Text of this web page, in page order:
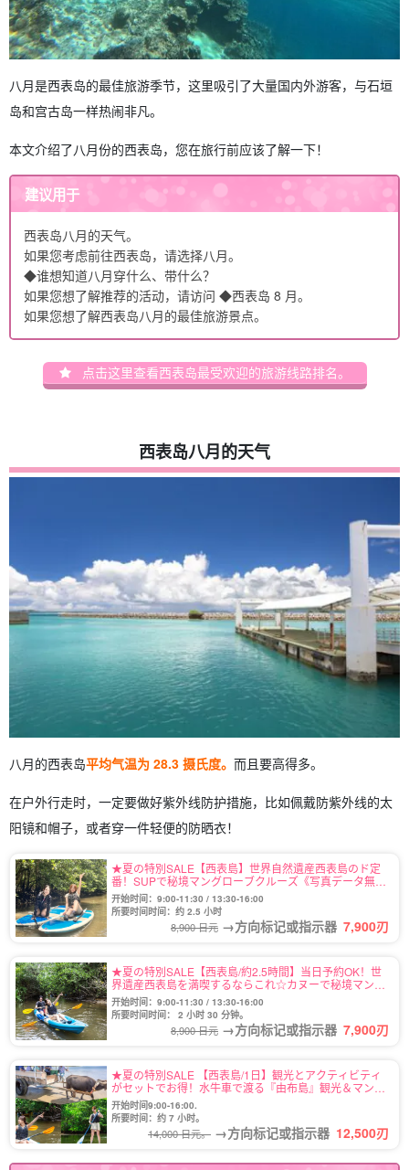
八月是西表岛的最佳旅游季节，这里吸引了大量国内外游客，与石垣
岛和宫古岛一样热闹非凡。
本文介绍了八月份的西表岛，您在旅行前应该了解一下！
建议用于
西表岛八月的天气。
如果您考虑前往西表岛，请选择八月。
◆谁想知道八月穿什么、带什么？
如果您想了解推荐的活动，请访问 ◆西表岛 8 月。
如果您想了解西表岛八月的最佳旅游景点。
点击这里查看西表岛最受欢迎的旅游线路排名。
西表岛八月的天气
八月的西表岛平均气温为 28.3 摄氏度。 而且要高得多。
在户外行走时，一定要做好紫外线防护措施，比如佩戴防紫外线的太
阳镜和帽子，或者穿一件轻便的防晒衣！
★夏の特別SALE【西表島】世界自然遺産西表島のド定
番！SUPで秘境マングローブクルーズ《写真データ無料
プレゼント付き》（No.2）
开始时间：9:00-11:30 / 13:30-16:00
所要时间时间：约 2.5 小时
8,900 日元 →方向标记或指示器 7,900刃
★夏の特別SALE【西表島/約2.5時間】当日予約OK！世
界遺産西表島を満喫するならこれ☆カヌーで秘境マング
ローブクルーズ★写真無料＆送迎付き（No.6）
开始时间：9:00-11:30 / 13:30-16:00
所要时间时间： 2 小时 30 分钟。
8,900 日元 →方向标记或指示器 7,900刃
★夏の特別SALE 【西表島/1日】観光とアクティビティ
がセットでお得！水牛車で渡る『由布島』観光＆マング
ローブSUPorカヌー（No.124）
开始时间9:00-16:00.
所要时间：约 7 小时。
14,000 日元。 →方向标记或指示器 12,500刃